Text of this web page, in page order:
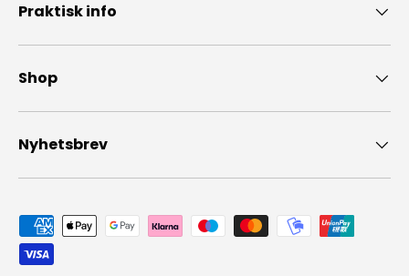
Praktisk info
Shop
Nyhetsbrev